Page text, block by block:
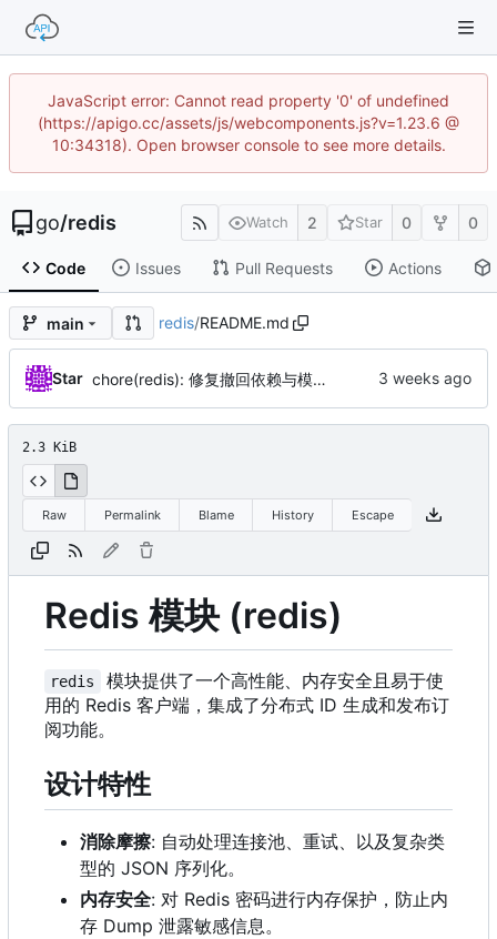
JavaScript error: Cannot read property '0' of undefined
(https://apigo.cc/assets/js/webcomponents.js?v=1.23.6 @
10:34318). Open browser console to see more details.
go/redis Watch 2 Star 0 0
Code Issues Pull Requests Actions
main redis/README.md
Star chore(redis): 修复撤回依赖与模块校验（by AI）
2.3 KiB
Raw Permalink Blame History Escape
Redis 模块 (redis)
redis
模块提供了一个高性能、内存安全且易于使
用的 Redis 客户端，集成了分布式 ID 生成和发布订
阅功能。
设计特性
消除摩擦: 自动处理连接池、重试、以及复杂类
型的 JSON 序列化。
内存安全: 对 Redis 密码进行内存保护，防止内
存 Dump 泄露敏感信息。